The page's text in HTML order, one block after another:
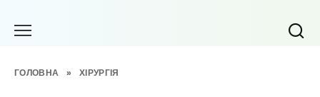
ГОЛОВНА » ХІРУРГІЯ